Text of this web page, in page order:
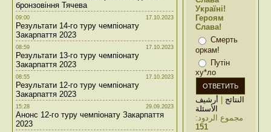
бронзовіння Тячева
09:00 17.10.2023
Результати 14-го туру чемпіонату
Закарпаття 2023
08:59 17.10.2023
Результати 13-го туру чемпіонату
Закарпаття 2023
08:55 17.10.2023
Результати 12-го туру чемпіонату
Закарпаття 2023
15:28 29.09.2023
Анонс 12-го туру чемпіонату Закарпаття
2023
Україні!
Героям
Слава!
Смерть
оркам!
Путін
ху*ло
النتائج | أرشيف
الأسئلة
مجموع الردود:
151